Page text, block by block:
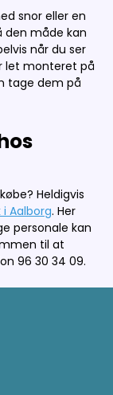
snor eller en
den måde kan
når du ser
let monteret på
tage dem på
Heldigvis
i Aalborg. Her
personale kan
til at
96 30 34 09.